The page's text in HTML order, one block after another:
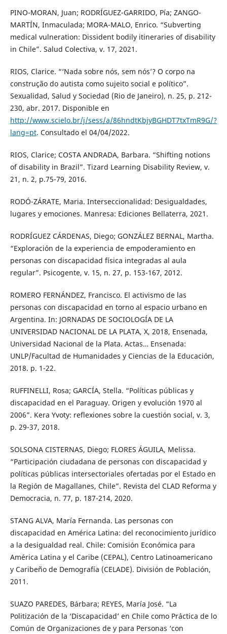
PINO-MORAN, Juan; RODRÍGUEZ-GARRIDO, Pía; ZANGO-
MARTÍN, Inmaculada; MORA-MALO, Enrico. “Subverting
medical vulneration: Dissident bodily itineraries of disability
in Chile”. Salud Colectiva, v. 17, 2021.
RIOS, Clarice. “‘Nada sobre nós, sem nós’? O corpo na
construção do autista como sujeito social e político”.
Sexualidad, Salud y Sociedad (Rio de Janeiro), n. 25, p. 212-
230, abr. 2017. Disponible en
http://www.scielo.br/j/sess/a/86hndtKbjyBGHDT7txTmR9G/?
lang=pt. Consultado el 04/04/2022.
RIOS, Clarice; COSTA ANDRADA, Barbara. “Shifting notions
of disability in Brazil”. Tizard Learning Disability Review, v.
21, n. 2, p.75-79, 2016.
RODÓ-ZÁRATE, Maria. Interseccionalidad: Desigualdades,
lugares y emociones. Manresa: Ediciones Bellaterra, 2021.
RODRÍGUEZ CÁRDENAS, Diego; GONZÁLEZ BERNAL, Martha.
“Exploración de la experiencia de empoderamiento en
personas con discapacidad física integradas al aula
regular”. Psicogente, v. 15, n. 27, p. 153-167, 2012.
ROMERO FERNÁNDEZ, Francisco. El activismo de las
personas con discapacidad en torno al espacio urbano en
Argentina. In: JORNADAS DE SOCIOLOGÍA DE LA
UNIVERSIDAD NACIONAL DE LA PLATA, X, 2018, Ensenada,
Universidad Nacional de la Plata. Actas… Ensenada:
UNLP/Facultad de Humanidades y Ciencias de la Educación,
2018. p. 1-22.
RUFFINELLI, Rosa; GARCÍA, Stella. “Políticas públicas y
discapacidad en el Paraguay. Origen y evolución 1970 al
2006”. Kera Yvoty: reflexiones sobre la cuestión social, v. 3,
p. 29-37, 2018.
SOLSONA CISTERNAS, Diego; FLORES ÁGUILA, Melissa.
“Participación ciudadana de personas con discapacidad y
políticas públicas intersectoriales ofertadas por el Estado en
la Región de Magallanes, Chile”. Revista del CLAD Reforma y
Democracia, n. 77, p. 187-214, 2020.
STANG ALVA, María Fernanda. Las personas con
discapacidad en América Latina: del reconocimiento jurídico
a la desigualdad real. Chile: Comisión Económica para
América Latina y el Caribe (CEPAL), Centro Latinoamericano
y Caribeño de Demografía (CELADE). División de Población,
2011.
SUAZO PAREDES, Bárbara; REYES, María José. “La
Politización de la ‘Discapacidad’ en Chile como Práctica de lo
Común de Organizaciones de y para Personas ‘con